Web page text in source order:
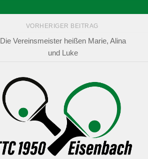
VORHERIGER BEITRAG
Die Vereinsmeister heißen Marie, Alina
und Luke